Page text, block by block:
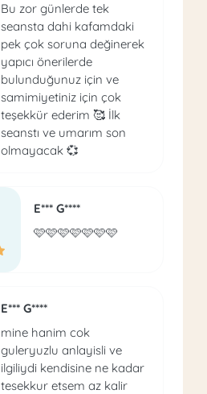
Bu zor günlerde tek
seansta dahi kafamdaki
pek çok soruna değinerek
yapıcı önerilerde
bulunduğunuz için ve
samimiyetiniz için çok
teşekkür ederim 🥰 İlk
seanstı ve umarım son
olmayacak 💞
E*** G****
🩷🩷🩷🩷🩷🩷🩷
E*** G****
mine hanim cok
guleryuzlu anlayisli ve
ilgiliydi kendisine ne kadar
tesekkur etsem az kalir